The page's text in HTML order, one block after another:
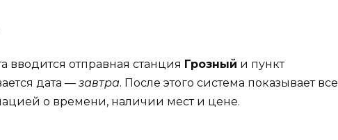
вводится отправная станция Грозный и пункт
дата — завтра. После этого система показывает все
о времени, наличии мест и цене.